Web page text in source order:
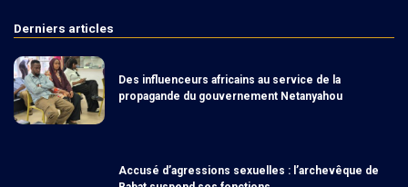
Derniers articles
Des influenceurs africains au service de la
propagande du gouvernement Netanyahou
Accusé d’agressions sexuelles : l’archevêque de